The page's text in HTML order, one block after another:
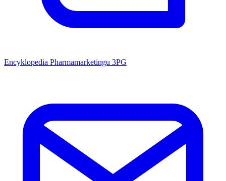
Encyklopedia Pharmamarketingu 3PG